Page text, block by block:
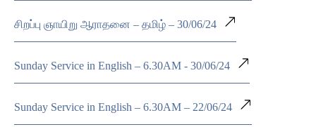
சிறப்பு ஞாயிறு ஆராதனை – தமிழ் – 30/06/24
Sunday Service in English – 6.30AM - 30/06/24
Sunday Service in English – 6.30AM – 22/06/24